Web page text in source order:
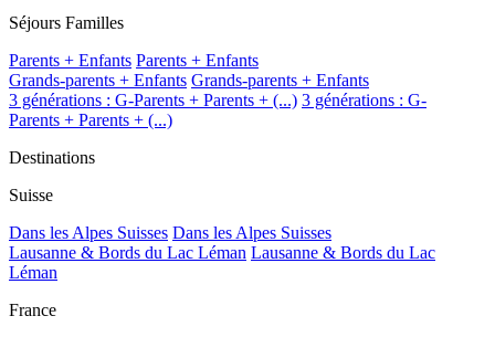
Séjours Familles
Parents + Enfants Parents + Enfants
Grands-parents + Enfants Grands-parents + Enfants
3 générations : G-Parents + Parents + (...) 3 générations : G-
Parents + Parents + (...)
Destinations
Suisse
Dans les Alpes Suisses Dans les Alpes Suisses
Lausanne & Bords du Lac Léman Lausanne & Bords du Lac
Léman
France